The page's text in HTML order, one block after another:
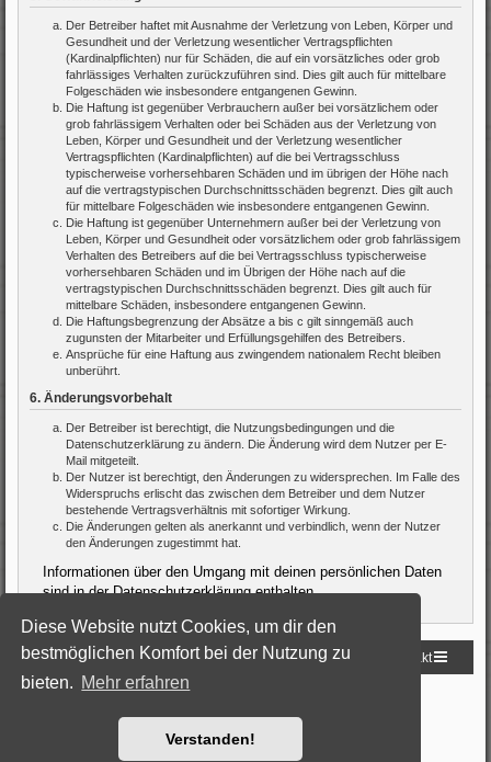
Diese Website nutzt Cookies, um dir den
bestmöglichen Komfort bei der Nutzung zu
bieten. Mehr erfahren
Verstanden!
Der Betreiber haftet mit Ausnahme der Verletzung von Leben, Körper und
Gesundheit und der Verletzung wesentlicher Vertragspflichten
(Kardinalpflichten) nur für Schäden, die auf ein vorsätzliches oder grob
fahrlässiges Verhalten zurückzuführen sind. Dies gilt auch für mittelbare
Folgeschäden wie insbesondere entgangenen Gewinn.
Die Haftung ist gegenüber Verbrauchern außer bei vorsätzlichem oder
grob fahrlässigem Verhalten oder bei Schäden aus der Verletzung von
Leben, Körper und Gesundheit und der Verletzung wesentlicher
Vertragspflichten (Kardinalpflichten) auf die bei Vertragsschluss
typischerweise vorhersehbaren Schäden und im übrigen der Höhe nach
auf die vertragstypischen Durchschnittsschäden begrenzt. Dies gilt auch
für mittelbare Folgeschäden wie insbesondere entgangenen Gewinn.
Die Haftung ist gegenüber Unternehmern außer bei der Verletzung von
Leben, Körper und Gesundheit oder vorsätzlichem oder grob fahrlässigem
Verhalten des Betreibers auf die bei Vertragsschluss typischerweise
vorhersehbaren Schäden und im Übrigen der Höhe nach auf die
vertragstypischen Durchschnittsschäden begrenzt. Dies gilt auch für
mittelbare Schäden, insbesondere entgangenen Gewinn.
Die Haftungsbegrenzung der Absätze a bis c gilt sinngemäß auch
zugunsten der Mitarbeiter und Erfüllungsgehilfen des Betreibers.
Ansprüche für eine Haftung aus zwingendem nationalem Recht bleiben
unberührt.
6. Änderungsvorbehalt
Der Betreiber ist berechtigt, die Nutzungsbedingungen und die
Datenschutzerklärung zu ändern. Die Änderung wird dem Nutzer per E-
Mail mitgeteilt.
Der Nutzer ist berechtigt, den Änderungen zu widersprechen. Im Falle des
Widerspruchs erlischt das zwischen dem Betreiber und dem Nutzer
bestehende Vertragsverhältnis mit sofortiger Wirkung.
Die Änderungen gelten als anerkannt und verbindlich, wenn der Nutzer
den Änderungen zugestimmt hat.
Informationen über den Umgang mit deinen persönlichen Daten
sind in der Datenschutzerklärung enthalten.
Startseite Foren-Übersicht Kontakt
Powered byphpBB® Forum Software © phpBB Limited
Nutzungsbedingungen